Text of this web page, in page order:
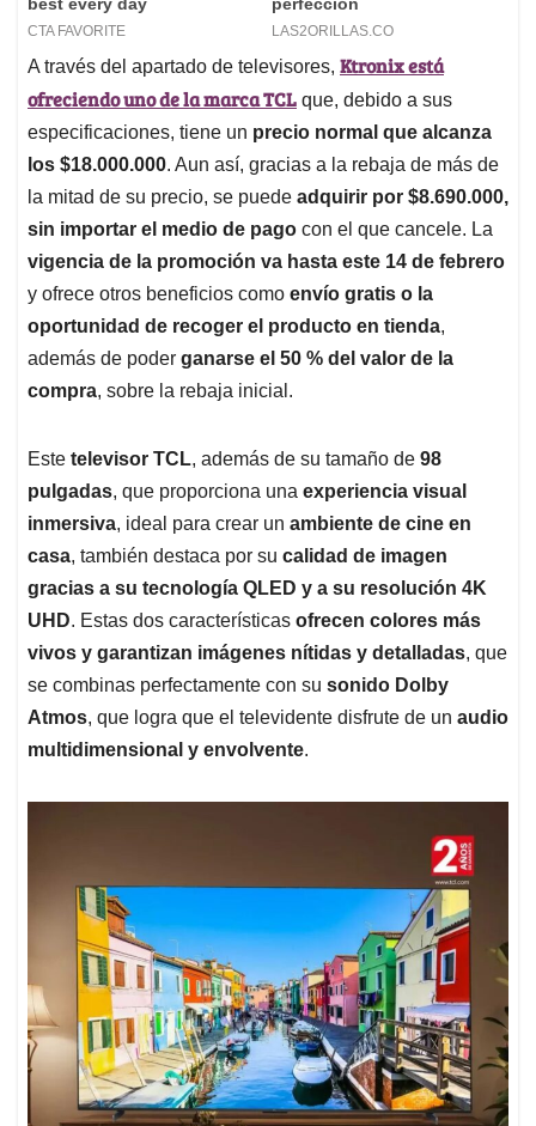
A través del apartado de televisores, Ktronix está
ofreciendo uno de la marca TCL que, debido a sus
especificaciones, tiene un precio normal que alcanza
los $18.000.000. Aun así, gracias a la rebaja de más de
la mitad de su precio, se puede adquirir por $8.690.000,
sin importar el medio de pago con el que cancele. La
vigencia de la promoción va hasta este 14 de febrero
y ofrece otros beneficios como envío gratis o la
oportunidad de recoger el producto en tienda,
además de poder ganarse el 50 % del valor de la
compra, sobre la rebaja inicial.
Este televisor TCL, además de su tamaño de 98
pulgadas, que proporciona una experiencia visual
inmersiva, ideal para crear un ambiente de cine en
casa, también destaca por su calidad de imagen
gracias a su tecnología QLED y a su resolución 4K
UHD. Estas dos características ofrecen colores más
vivos y garantizan imágenes nítidas y detalladas, que
se combinas perfectamente con su sonido Dolby
Atmos, que logra que el televidente disfrute de un audio
multidimensional y envolvente.